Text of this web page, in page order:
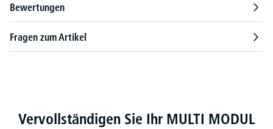
Bewertungen
Fragen zum Artikel
Produktgalerie überspringen
Vervollständigen Sie Ihr MULTI MODUL